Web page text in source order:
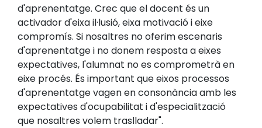
d'aprenentatge. Crec que el docent és un
activador d'eixa il·lusió, eixa motivació i eixe
compromís. Si nosaltres no oferim escenaris
d'aprenentatge i no donem resposta a eixes
expectatives, l'alumnat no es comprometrà en
eixe procés. És important que eixos processos
d'aprenentatge vagen en consonància amb les
expectatives d'ocupabilitat i d'especialització
que nosaltres volem traslladar".